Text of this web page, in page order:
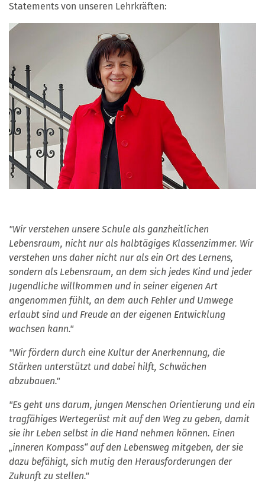
Statements von unseren Lehrkräften:
"Wir verstehen unsere Schule als ganzheitlichen
Lebensraum, nicht nur als halbtägiges Klassenzimmer. Wir
verstehen uns daher nicht nur als ein Ort des Lernens,
sondern als Lebensraum, an dem sich jedes Kind und jeder
Jugendliche willkommen und in seiner eigenen Art
angenommen fühlt, an dem auch Fehler und Umwege
erlaubt sind und Freude an der eigenen Entwicklung
wachsen kann."
"Wir fördern durch eine Kultur der Anerkennung, die
Stärken unterstützt und dabei hilft, Schwächen
abzubauen."
"Es geht uns darum, jungen Menschen Orientierung und ein
tragfähiges Wertegerüst mit auf den Weg zu geben, damit
sie ihr Leben selbst in die Hand nehmen können. Einen
„inneren Kompass“ auf den Lebensweg mitgeben, der sie
dazu befähigt, sich mutig den Herausforderungen der
Zukunft zu stellen."